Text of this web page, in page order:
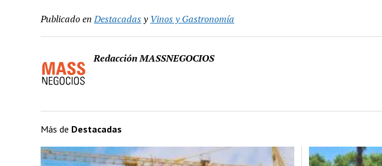
Publicado en DestacadasyVinos y Gastronomía
Redacción MASSNEGOCIOS
Más de Destacadas